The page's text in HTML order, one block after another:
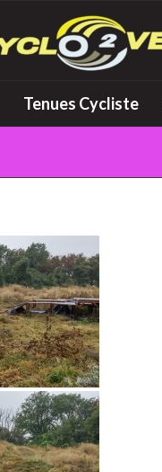
Tenues Cycliste